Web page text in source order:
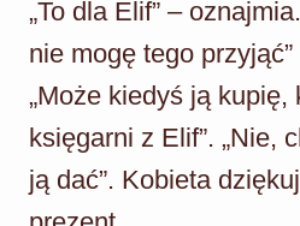
„To dla Elif” –
nie mogę tego
„Może kiedyś ją
księgarni z Elif”. „Nie,
ją dać”. Kobieta